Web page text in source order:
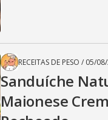
RECEITAS DE PESO / 05/
Sanduíche
Maionese